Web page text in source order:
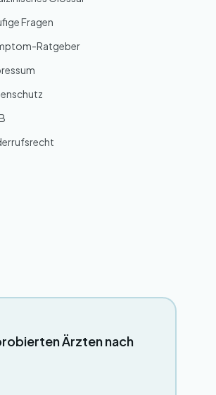
Fragen
Ratgeber
Ärzten nach